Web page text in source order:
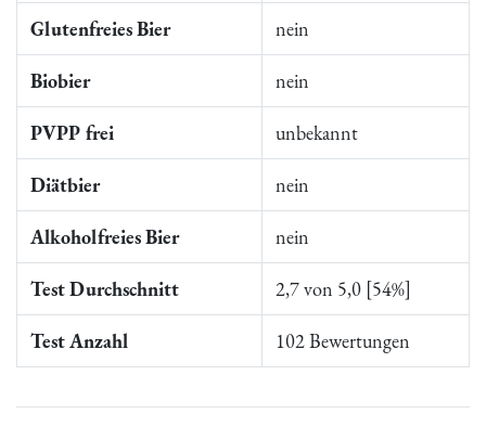
Glutenfreies Bier nein
Biobier nein
PVPP frei unbekannt
Diätbier nein
Alkoholfreies Bier nein
Test Durchschnitt 2,7 von 5,0 [54%]
Test Anzahl 102 Bewertungen